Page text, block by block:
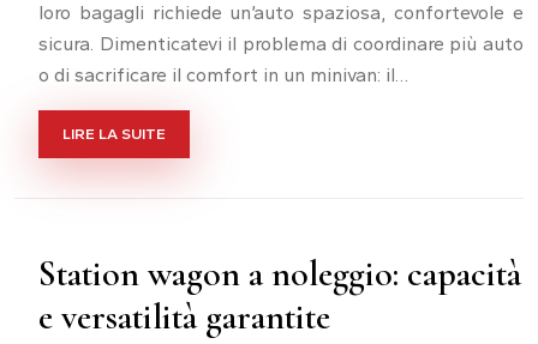
loro bagagli richiede un’auto spaziosa, confortevole e
sicura. Dimenticatevi il problema di coordinare più auto
o di sacrificare il comfort in un minivan: il…
LIRE LA SUITE
Station wagon a noleggio: capacità
e versatilità garantite